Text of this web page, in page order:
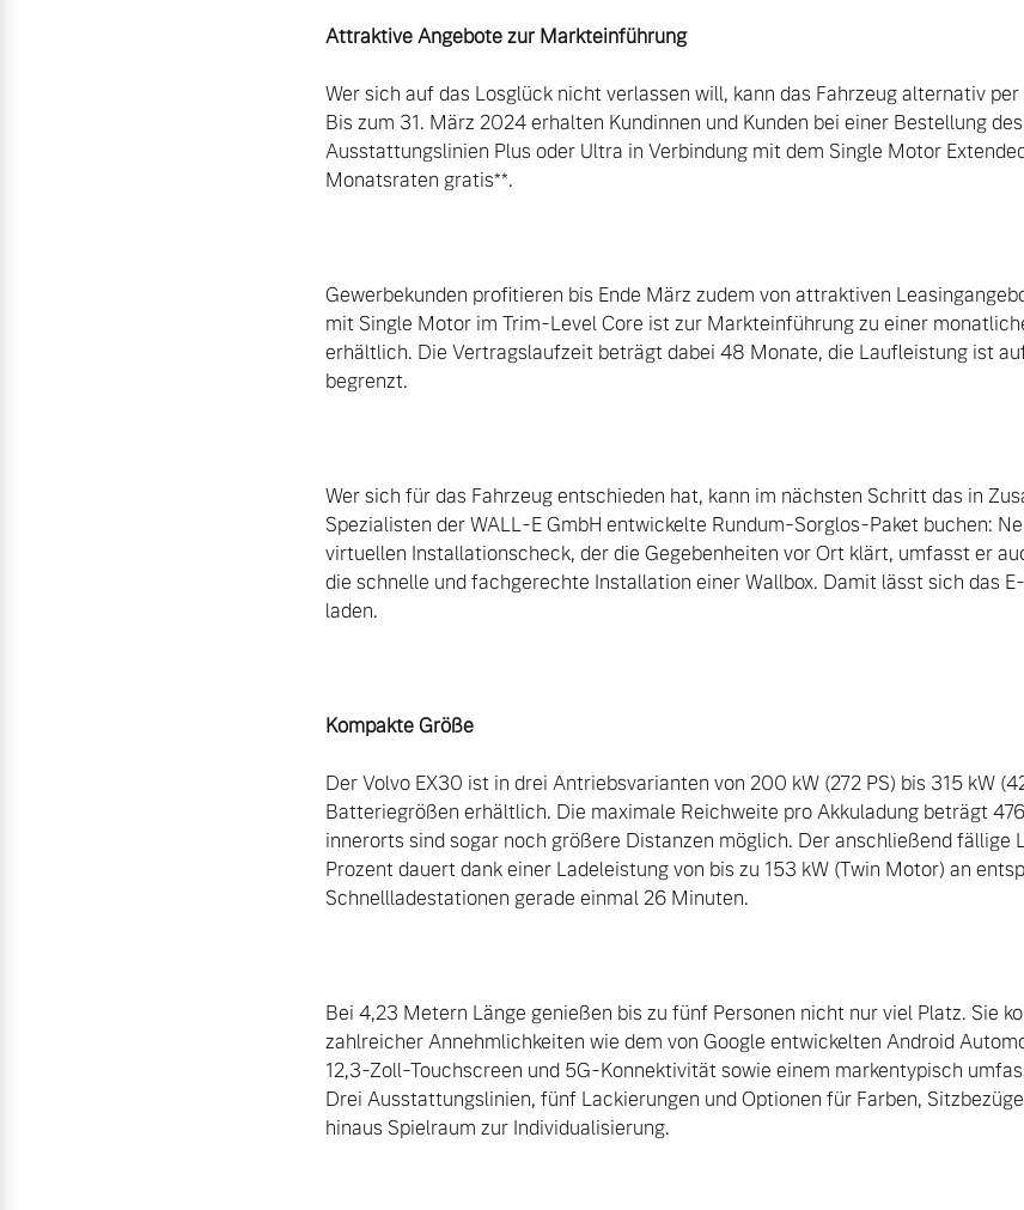
Attraktive Angebote zur Markteinführung
Wer sich auf das Losglück nicht verlassen will, kann das Fahrzeug alternativ per
Bis zum 31. März 2024 erhalten Kundinnen und Kunden bei einer Bestellung
Ausstattungslinien Plus oder Ultra in Verbindung mit dem Single Motor
Monatsraten gratis**.
Gewerbekunden profitieren bis Ende März zudem von attraktiven
mit Single Motor im Trim-Level Core ist zur Markteinführung zu einer
erhältlich. Die Vertragslaufzeit beträgt dabei 48 Monate, die Laufleistung ist
begrenzt.
Wer sich für das Fahrzeug entschieden hat, kann im nächsten Schritt das in
Spezialisten der WALL-E GmbH entwickelte Rundum-Sorglos-Paket buchen:
virtuellen Installationscheck, der die Gegebenheiten vor Ort klärt, umfasst er
die schnelle und fachgerechte Installation einer Wallbox. Damit lässt sich das
laden.
Kompakte Größe
Der Volvo EX30 ist in drei Antriebsvarianten von 200 kW (272 PS) bis 315 kW
Batteriegrößen erhältlich. Die maximale Reichweite pro Akkuladung beträgt
innerorts sind sogar noch größere Distanzen möglich. Der anschließend fällige
Prozent dauert dank einer Ladeleistung von bis zu 153 kW (Twin Motor) an
Schnellladestationen gerade einmal 26 Minuten.
Bei 4,23 Metern Länge genießen bis zu fünf Personen nicht nur viel Platz. Sie
zahlreicher Annehmlichkeiten wie dem von Google entwickelten Android
12,3-Zoll-Touchscreen und 5G-Konnektivität sowie einem markentypisch
Drei Ausstattungslinien, fünf Lackierungen und Optionen für Farben,
hinaus Spielraum zur Individualisierung.